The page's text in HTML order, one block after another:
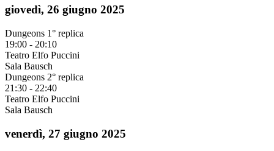
giovedì, 26 giugno 2025
Dungeons 1° replica
19:00 - 20:10
Teatro Elfo Puccini
Sala Bausch
Dungeons 2° replica
21:30 - 22:40
Teatro Elfo Puccini
Sala Bausch
venerdì, 27 giugno 2025